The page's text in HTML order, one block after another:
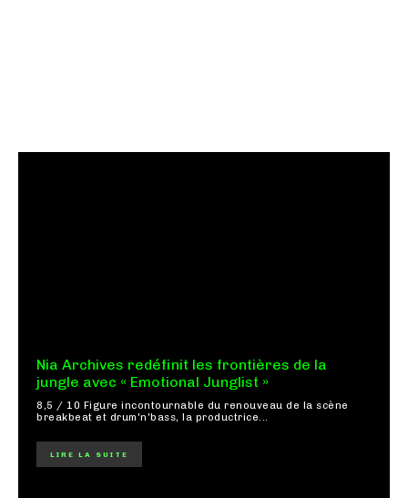
Nia Archives redéfinit les frontières de la
jungle avec « Emotional Junglist »
8,5 / 10 Figure incontournable du renouveau de la scène
breakbeat et drum'n'bass, la productrice...
LIRE LA SUITE